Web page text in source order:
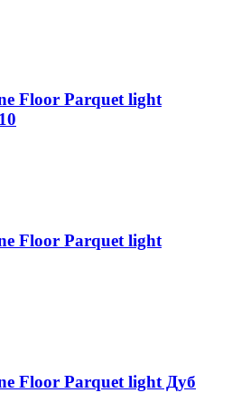
Floor Parquet light
Floor Parquet light
Floor Parquet light Дуб